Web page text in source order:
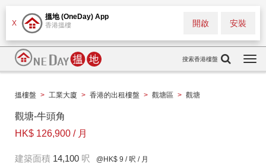
X
搵地 (OneDay) App
香港搵樓 安裝
開啟
搜索香港樓盤
搵樓盤 > 工業大廈 > 香港的出租樓盤 > 觀塘區 > 觀塘
觀塘-牛頭角
HK$ 126,900 / 月
建築面積 14,100 呎 @HK$ 9 / 呎 / 月